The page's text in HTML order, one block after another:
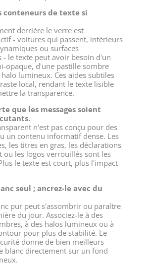
conteneurs de texte si
derrière le verre est
- voitures qui passent, intérieurs
ou surfaces
- le texte peut avoir besoin d'un
opaque, d'une pastille sombre
lumineux. Ces aides subtiles
local, rendant le texte lisible
la transparence.
que les messages soient
n'est pas conçu pour des
un contenu informatif dense. Les
les titres en gras, les déclarations
ou les logos verrouillés sont les
le texte est court, plus l'impact
seul ; ancrez-le avec du
pur peut s'assombrir ou paraître
du jour. Associez-le à des
à des halos lumineux ou à
pour plus de stabilité. Le
donne de bien meilleurs
blanc directement sur un fond